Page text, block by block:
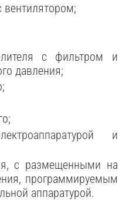
вентилятором;
с фильтром и
давления;
и
с размещенными на
программируемым
аппаратурой.